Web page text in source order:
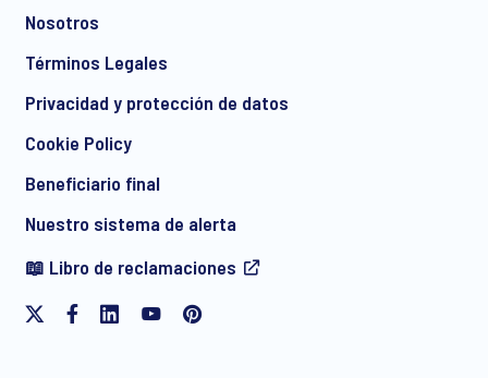
Nosotros
Términos Legales
Privacidad y protección de datos
Cookie Policy
Beneficiario final
Nuestro sistema de alerta
📖 Libro de reclamaciones